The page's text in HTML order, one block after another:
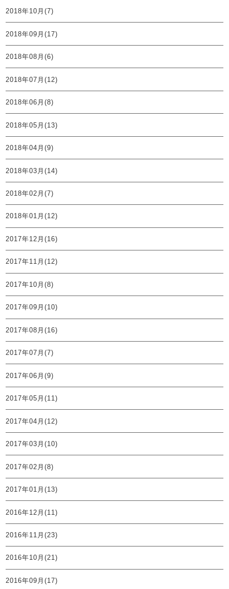
2018年10月(7)
2018年09月(17)
2018年08月(6)
2018年07月(12)
2018年06月(8)
2018年05月(13)
2018年04月(9)
2018年03月(14)
2018年02月(7)
2018年01月(12)
2017年12月(16)
2017年11月(12)
2017年10月(8)
2017年09月(10)
2017年08月(16)
2017年07月(7)
2017年06月(9)
2017年05月(11)
2017年04月(12)
2017年03月(10)
2017年02月(8)
2017年01月(13)
2016年12月(11)
2016年11月(23)
2016年10月(21)
2016年09月(17)